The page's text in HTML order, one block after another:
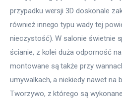
przypadku wersji 3D doskonale
również innego typu wady tej
nieczystość). W salonie świetnie
ścianie, z kolei duża odporność
montowane są także przy
umywalkach, a niekiedy nawet na
Tworzywo, z którego są